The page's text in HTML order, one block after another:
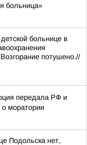
больница»
больнице в
потушено.//
передала РФ и
моратории
Подольска нет,